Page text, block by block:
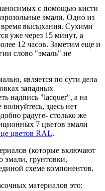
с помощью кисти
эмали. Одно из
время высыхания. Сухими
уже через 15 минут, а
12 часов. Заметим еще и
слово "эмаль" не
является по сути дела
западных
надпись "lacquer", а на
здесь нет
радуге- столько же
7 цветов эмали
цветов RAL.
(которые включают
эмали, грунтовки,
схеме компонентов.
материалов это: